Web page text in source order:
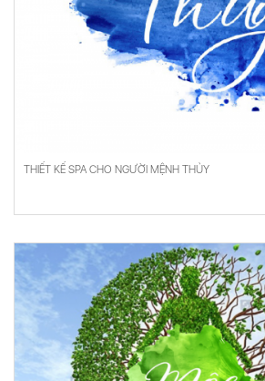
THIẾT KẾ SPA CHO NGƯỜI MỆNH THỦY